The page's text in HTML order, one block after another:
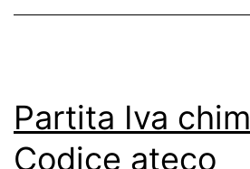
Partita Iva
Codice ateco